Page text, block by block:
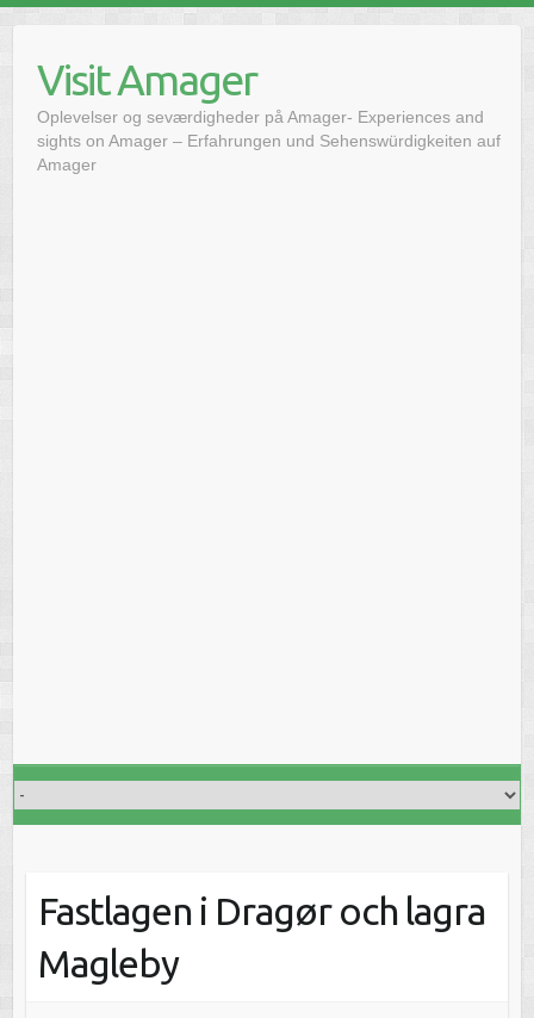
innehållVisit Amager
Oplevelser og seværdigheder på Amager- Experiences and
sights on Amager – Erfahrungen und Sehenswürdigkeiten auf
Amager
Fastlagen i Dragør och lagra
Magleby